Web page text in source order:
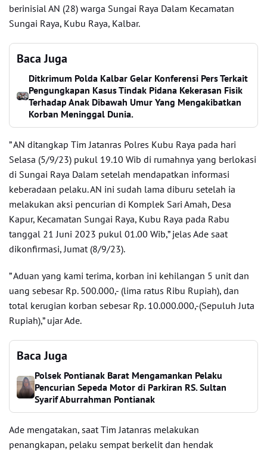
berinisial AN (28) warga Sungai Raya Dalam Kecamatan
Sungai Raya, Kubu Raya, Kalbar.
Baca Juga
Ditkrimum Polda Kalbar Gelar Konferensi Pers Terkait
Pengungkapan Kasus Tindak Pidana Kekerasan Fisik
Terhadap Anak Dibawah Umur Yang Mengakibatkan
Korban Meninggal Dunia.
” AN ditangkap Tim Jatanras Polres Kubu Raya pada hari
Selasa (5/9/23) pukul 19.10 Wib di rumahnya yang berlokasi
di Sungai Raya Dalam setelah mendapatkan informasi
keberadaan pelaku. AN ini sudah lama diburu setelah ia
melakukan aksi pencurian di Komplek Sari Amah, Desa
Kapur, Kecamatan Sungai Raya, Kubu Raya pada Rabu
tanggal 21 Juni 2023 pukul 01.00 Wib,” jelas Ade saat
dikonfirmasi, Jumat (8/9/23).
” Aduan yang kami terima, korban ini kehilangan 5 unit dan
uang sebesar Rp. 500.000,- (lima ratus Ribu Rupiah), dan
total kerugian korban sebesar Rp. 10.000.000,-(Sepuluh Juta
Rupiah),” ujar Ade.
Baca Juga
Polsek Pontianak Barat Mengamankan Pelaku
Pencurian Sepeda Motor di Parkiran RS. Sultan
Syarif Aburrahman Pontianak
Ade mengatakan, saat Tim Jatanras melakukan
penangkapan, pelaku sempat berkelit dan hendak